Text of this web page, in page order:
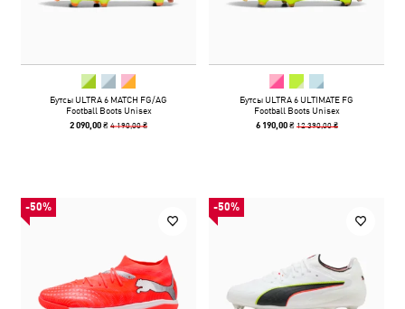
Бутсы ULTRA 6 MATCH FG/AG
Football Boots Unisex
2 090,00 ₴4 190,00 ₴
Бутсы ULTRA 6 ULTIMATE FG
Football Boots Unisex
6 190,00 ₴ 12 390,00 ₴
-50% -50%